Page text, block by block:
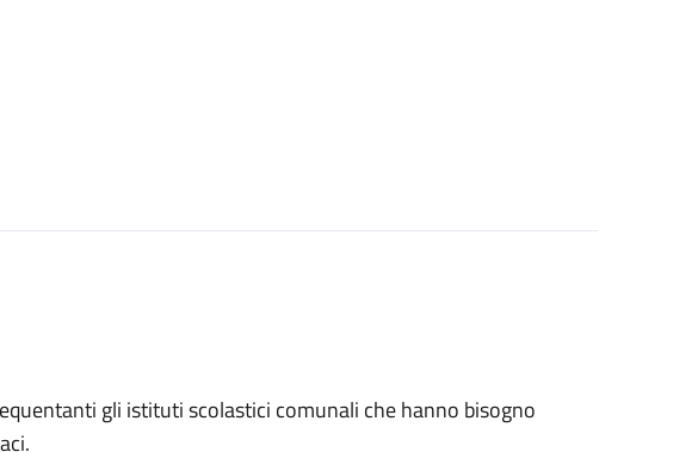
gli istituti scolastici comunali che hanno bisogno